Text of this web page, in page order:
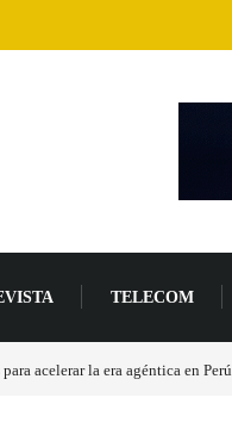
TELECOM
acelerar la era agéntica en Perú